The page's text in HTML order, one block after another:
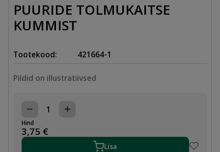
PUURIDE TOLMUKAITSE
KUMMIST
Tootekood: 421664-1
Pildid on illustratiivsed
PUURIDE
TOLMUKAITSE
KUMMIST
kogus
Hind
3,75 €
Lisa